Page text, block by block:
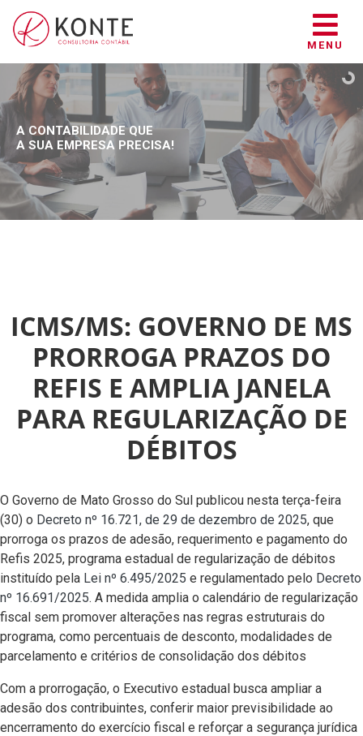
MENU
A CONTABILIDADE QUE
A SUA EMPRESA PRECISA!
ICMS/MS: GOVERNO DE MS
PRORROGA PRAZOS DO
REFIS E AMPLIA JANELA
PARA REGULARIZAÇÃO DE
DÉBITOS
O Governo de Mato Grosso do Sul publicou nesta terça-feira
(30) o Decreto nº 16.721, de 29 de dezembro de 2025, que
prorroga os prazos de adesão, requerimento e pagamento do
Refis 2025, programa estadual de regularização de débitos
instituído pela Lei nº 6.495/2025 e regulamentado pelo Decreto
nº 16.691/2025. A medida amplia o calendário de regularização
fiscal sem promover alterações nas regras estruturais do
programa, como percentuais de desconto, modalidades de
parcelamento e critérios de consolidação dos débitos
Com a prorrogação, o Executivo estadual busca ampliar a
adesão dos contribuintes, conferir maior previsibilidade ao
encerramento do exercício fiscal e reforçar a segurança jurídica